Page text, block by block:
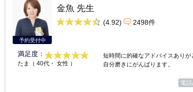
予約受付中
金魚 先生
(4.92) 2498件
満足度：
たま（ 40代・ 女性 ）
短時間に的確なアドバイスありが
自分磨きにがんばります。
電